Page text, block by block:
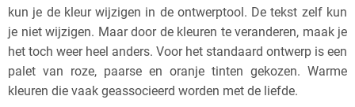
kun je de kleur wijzigen in de ontwerptool. De tekst zelf kun
je niet wijzigen. Maar door de kleuren te veranderen, maak je
het toch weer heel anders. Voor het standaard ontwerp is een
palet van roze, paarse en oranje tinten gekozen. Warme
kleuren die vaak geassocieerd worden met de liefde.